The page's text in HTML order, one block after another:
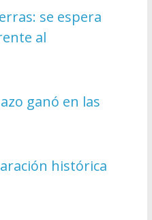
se espera
al
ganó en las
histórica